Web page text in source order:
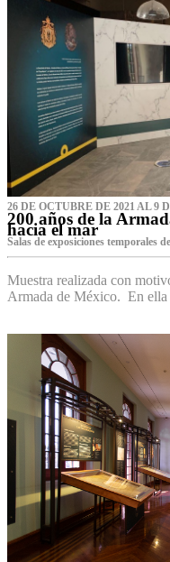
26 DE OCTUBRE DE 2021 AL 9
200 años de la
hacia el mar
Salas de exposiciones temporales
Muestra realizada con
Armada de México. En